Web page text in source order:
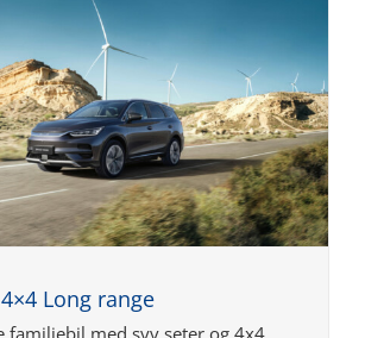
Long range
familiebil med syv seter og 4x4